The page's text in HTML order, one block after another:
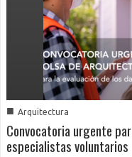
■ Arquitectura
Convocatoria urgente
especialistas voluntarios